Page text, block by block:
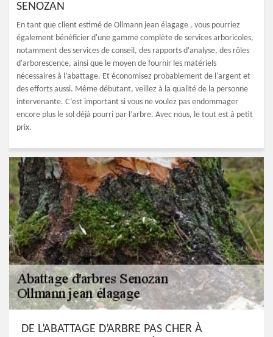
SENOZAN
En tant que client estimé de Ollmann jean élagage , vous pourriez
également bénéficier d'une gamme complète de services arboricoles,
notamment des services de conseil, des rapports d'analyse, des rôles
d'arborescence, ainsi que le moyen de fournir les matériels
nécessaires à l’abattage. Et économisez probablement de l'argent et
des efforts aussi. Même débutant, veillez à la qualité de la personne
intervenante. C’est important si vous ne voulez pas endommager
encore plus le sol déjà pourri par l’arbre. Avec nous, le tout est à petit
prix.
DE L’ABATTAGE D’ARBRE PAS CHER À